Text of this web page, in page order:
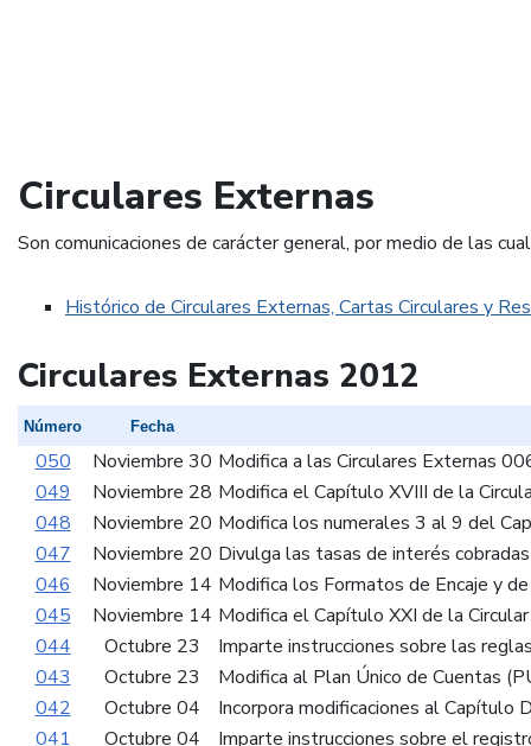
Circulares Externas
Son comunicaciones de carácter general, por medio de las
Histórico de Circulares Externas, Cartas Circulares y
Circulares Externas 2012
Número Fecha
050 Noviembre 30 Modifica a las Circulares Externas
049
Noviembre 28 Modifica el Capítulo XVIII de la
048
Noviembre 20 Modifica los numerales 3 al 9 del
047
Noviembre 20 Divulga las tasas de interés
046
Noviembre 14 Modifica los Formatos de Encaje y
045
Noviembre 14 Modifica el Capítulo XXI de la
044
Octubre 23
Imparte instrucciones sobre las
043
Octubre 23
Modifica al Plan Único de Cuentas
042
Octubre 04
Incorpora modificaciones al Capítulo
041
Octubre 04
Imparte instrucciones sobre el